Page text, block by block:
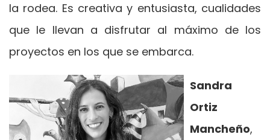
la rodea. Es creativa y entusiasta, cualidades
que le llevan a disfrutar al máximo de los
proyectos en los que se embarca.
Sandra
Ortiz
Mancheño,